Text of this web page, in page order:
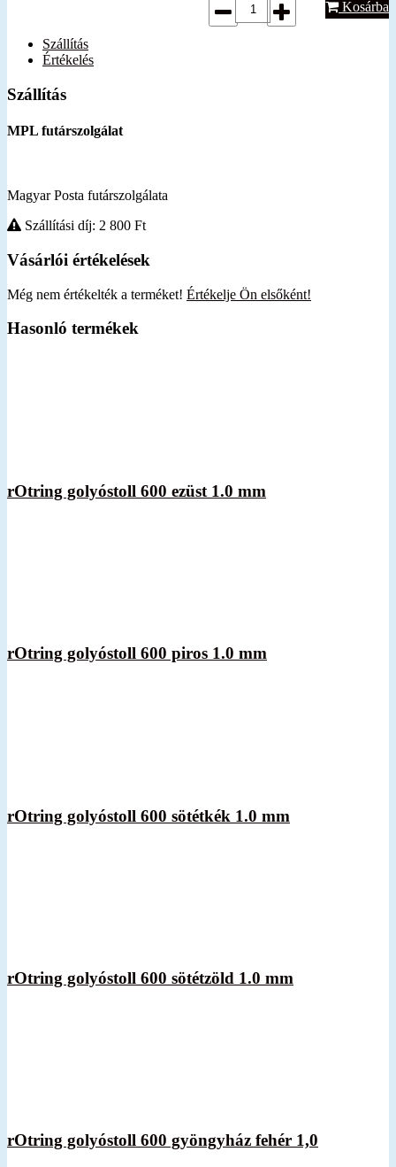
Kosárba
Szállítás
Értékelés
Szállítás
MPL futárszolgálat
Magyar Posta futárszolgálata
Szállítási díj: 2 800 Ft
Vásárlói értékelések
Még nem értékelték a terméket! Értékelje Ön elsőként!
Hasonló termékek
rOtring golyóstoll 600 ezüst 1.0 mm
rOtring golyóstoll 600 piros 1.0 mm
rOtring golyóstoll 600 sötétkék 1.0 mm
rOtring golyóstoll 600 sötétzöld 1.0 mm
rOtring golyóstoll 600 gyöngyház fehér 1,0